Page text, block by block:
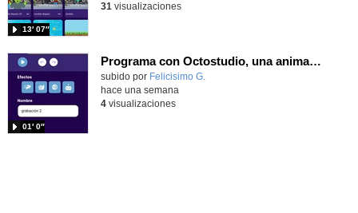
13′ 07″
31 visualizaciones
Programa con Octostudio, una animación utilizando la cámara para una foto y audio y texto para comunicar.
Contenido educativo.
subido por Felicisimo G.
01′ 0″
hace una semana
4visualizaciones